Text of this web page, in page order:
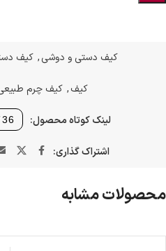
کیف دستی و دوشی, کیف
کیف, کیف چرم
لینک کوتاه محصول:
اشتراک گذاری:
محصولات مشابه